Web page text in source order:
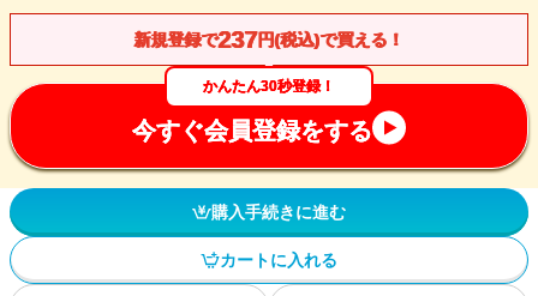
新規登録で237円(税込)で買える！
かんたん30秒登録！
今すぐ会員登録をする
購入手続きに進む
カートに入れる